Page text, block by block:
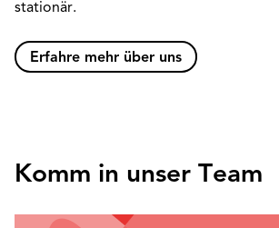
stationär.
Erfahre mehr über uns
Komm in unser Team